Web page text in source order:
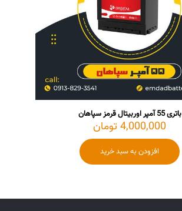
باتری 55 آمپر اوربیتال قرمز سپاهان
4,000,000تومان
افزودن به سبد خرید